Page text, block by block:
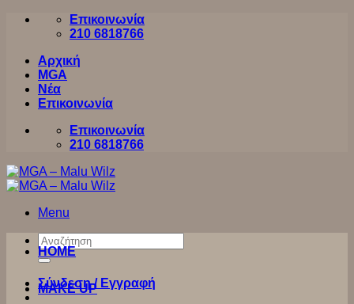
Μετάβαση
Επικοινωνία
210 6818766
Αρχική
MGA
Νέα
Επικοινωνία
Επικοινωνία
210 6818766
Menu
Αναζήτηση
για:
Σύνδεση / Εγγραφή
HOME
MAKE UP